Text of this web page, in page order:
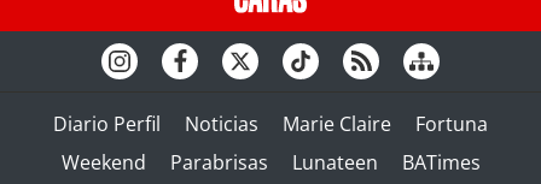
Diario Perfil Noticias Marie Claire
Fortuna
Weekend
Parabrisas Lunateen BATimes